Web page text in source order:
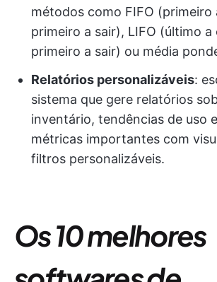
métodos como FIFO (primeiro
primeiro a sair), LIFO (último a
primeiro a sair) ou média
Relatórios personalizáveis:
sistema que gere relatórios
inventário, tendências de uso
métricas importantes com
filtros personalizáveis.
Os 10 melhores